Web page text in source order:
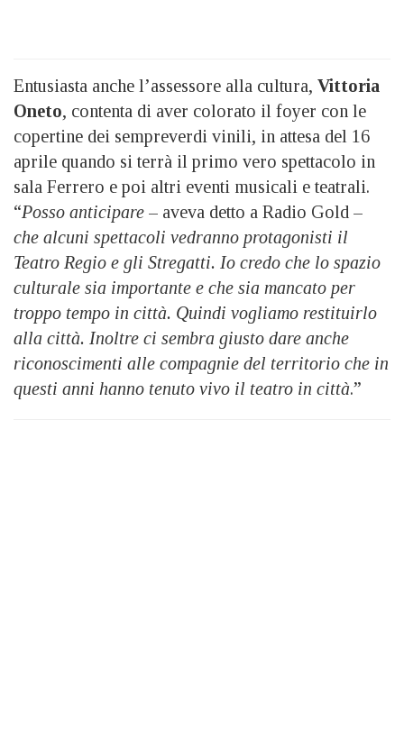
Entusiasta anche l’assessore alla cultura, Vittoria
Oneto, contenta di aver colorato il foyer con le
copertine dei sempreverdi vinili, in attesa del 16
aprile quando si terrà il primo vero spettacolo in
sala Ferrero e poi altri eventi musicali e teatrali.
“Posso anticipare – aveva detto a Radio Gold –
che alcuni spettacoli vedranno protagonisti il
Teatro Regio e gli Stregatti. Io credo che lo spazio
culturale sia importante e che sia mancato per
troppo tempo in città. Quindi vogliamo restituirlo
alla città. Inoltre ci sembra giusto dare anche
riconoscimenti alle compagnie del territorio che in
questi anni hanno tenuto vivo il teatro in città.”